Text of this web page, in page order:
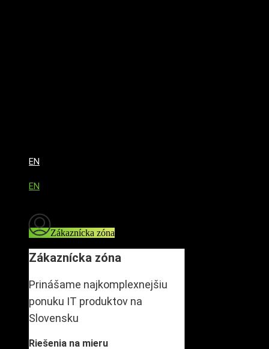
EN
EN
Zákaznícka zóna
Zákaznícka zóna
Prinášame najkomplexnejšiu
ponuku IT produktov na
Slovensku
Riešenia na mieru